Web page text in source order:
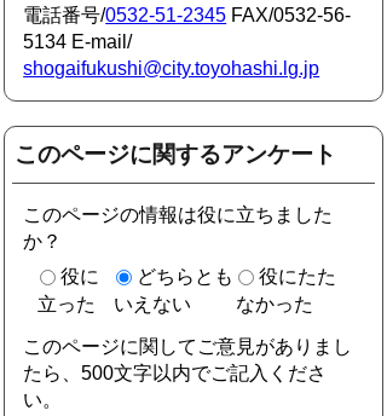
電話番号/0532-51-2345 FAX/0532-56-
5134 E-mail/
shogaifukushi@city.toyohashi.lg.jp
このページに関するアンケート
このページの情報は役に立ちました
か？
役に
立った
どちらとも
いえない
役にたた
なかった
このページに関してご意見がありまし
たら、500文字以内でご記入くださ
い。